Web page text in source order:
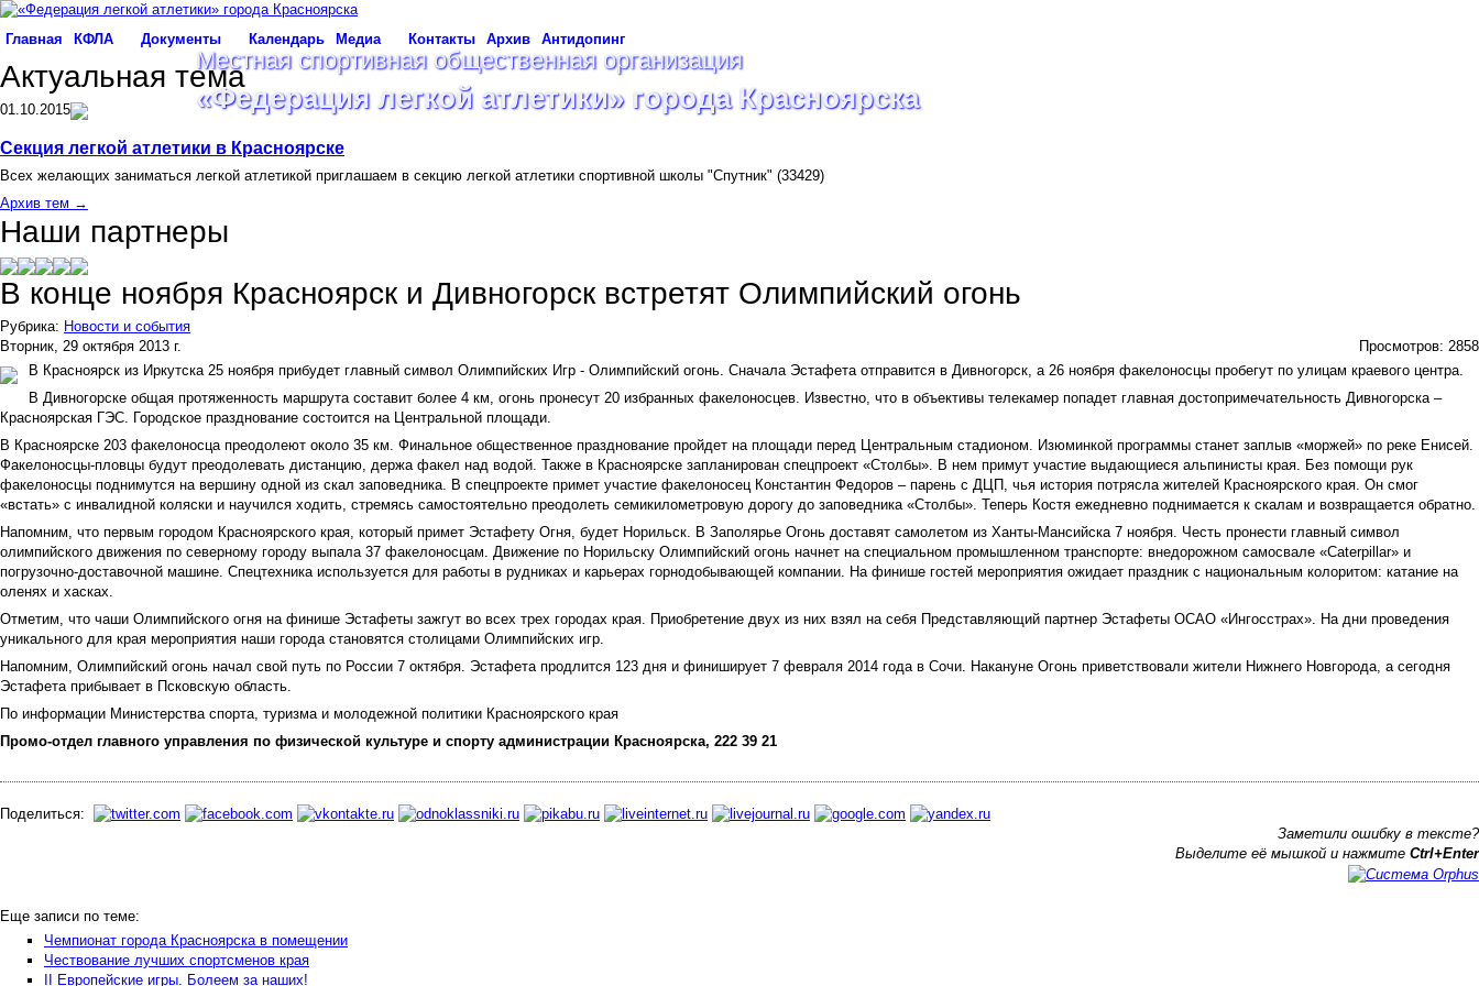
Местная спортивная общественная организация
«Федерация легкой атлетики» города Красноярска
Главная КФЛА Документы Календарь Медиа Контакты Архив Антидопинг
Актуальная тема
01.10.2015
Секция легкой атлетики в Красноярске
Всех желающих заниматься легкой атлетикой приглашаем в секцию легкой атлетики спортивной школы "Спутник" (33429)
Архив тем →
Наши партнеры
В конце ноября Красноярск и Дивногорск встретят Олимпийский огонь
Рубрика: Новости и события
Вторник, 29 октября 2013 г.
Просмотров: 2858
В Красноярск из Иркутска 25 ноября прибудет главный символ Олимпийских Игр - Олимпийский огонь. Сначала Эстафета отправится в Дивногорск, а 26 ноября факелоносцы пробегут по улицам краевого центра.
В Дивногорске общая протяженность маршрута составит более 4 км, огонь пронесут 20 избранных факелоносцев. Известно, что в объективы телекамер попадет главная достопримечательность Дивногорска –
Красноярская ГЭС. Городское празднование состоится на Центральной площади.
В Красноярске 203 факелоносца преодолеют около 35 км. Финальное общественное празднование пройдет на площади перед Центральным стадионом. Изюминкой программы станет заплыв «моржей» по реке Енисей.
Факелоносцы-пловцы будут преодолевать дистанцию, держа факел над водой. Также в Красноярске запланирован спецпроект «Столбы». В нем примут участие выдающиеся альпинисты края. Без помощи рук
факелоносцы поднимутся на вершину одной из скал заповедника. В спецпроекте примет участие факелоносец Константин Федоров – парень с ДЦП, чья история потрясла жителей Красноярского края. Он смог
«встать» с инвалидной коляски и научился ходить, стремясь самостоятельно преодолеть семикилометровую дорогу до заповедника «Столбы». Теперь Костя ежедневно поднимается к скалам и возвращается обратно.
Напомним, что первым городом Красноярского края, который примет Эстафету Огня, будет Норильск. В Заполярье Огонь доставят самолетом из Ханты-Мансийска 7 ноября. Честь пронести главный символ
олимпийского движения по северному городу выпала 37 факелоносцам. Движение по Норильску Олимпийский огонь начнет на специальном промышленном транспорте: внедорожном самосвале «Caterpillar» и
погрузочно-доставочной машине. Спецтехника используется для работы в рудниках и карьерах горнодобывающей компании. На финише гостей мероприятия ожидает праздник с национальным колоритом: катание на
оленях и хасках.
Отметим, что чаши Олимпийского огня на финише Эстафеты зажгут во всех трех городах края. Приобретение двух из них взял на себя Представляющий партнер Эстафеты ОСАО «Ингосстрах». На дни проведения
уникального для края мероприятия наши города становятся столицами Олимпийских игр.
Напомним, Олимпийский огонь начал свой путь по России 7 октября. Эстафета продлится 123 дня и финиширует 7 февраля 2014 года в Сочи. Накануне Огонь приветствовали жители Нижнего Новгорода, а сегодня
Эстафета прибывает в Псковскую область.
По информации Министерства спорта, туризма и молодежной политики Красноярского края
Промо-отдел главного управления по физической культуре и спорту администрации Красноярска, 222 39 21
Поделиться:
Заметили ошибку в тексте?
Выделите её мышкой и нажмите Ctrl+Enter
Еще записи по теме:
Чемпионат города Красноярска в помещении
Чествование лучших спортсменов края
II Европейские игры. Болеем за наших!